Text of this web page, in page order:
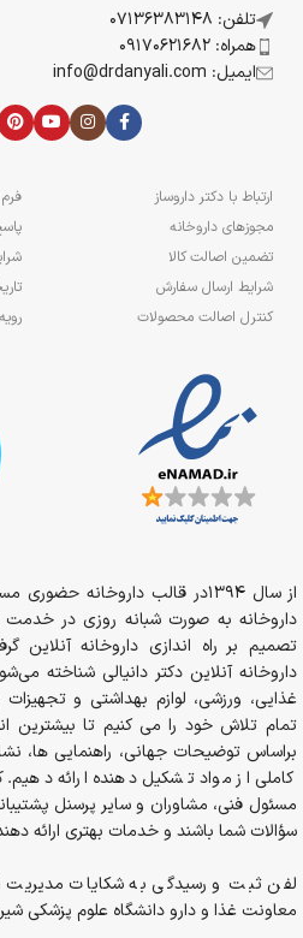
تلفن: 07136383148
همراه: 09170621682
ایمیل: info@drdanyali.com
ارتباط با دکتر داروساز
مجوزهای داروخانه
تضمین اصالت کالا
شرایط ارسال سفارش
کنترل اصالت محصولات
تصمیم بر راه اندازی داروخانه آنلاین
داروخانه آنلاین دکتر دانیالی شناخته
غذایی، ورزشی، لوازم بهداشتی و
تمام تلاش خود را می کنیم تا بیشترین
براساس توضیحات جهانی، راهنمایی ها،
کاملی از مواد تشکیل دهنده ارائه
مسئول فنی، مشاوران و سایر پرسنل
سؤالات شما باشند و خدمات بهتری ارائه
لفن ثبت و رسیدگی به شکایات مدیریت
معاونت غذا و دارو دانشگاه علوم پزشکی شیراز: 0712122240 و